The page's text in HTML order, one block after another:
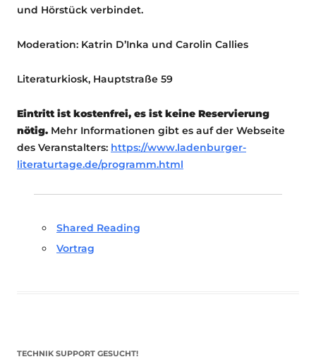
und Hörstück verbindet.
Moderation: Katrin D’Inka und Carolin Callies
Literaturkiosk, Hauptstraße 59
Eintritt ist kostenfrei, es ist keine Reservierung
nötig. Mehr Informationen gibt es auf der Webseite
des Veranstalters: https://www.ladenburger-
literaturtage.de/programm.html
Shared Reading
Vortrag
TECHNIK SUPPORT GESUCHT!